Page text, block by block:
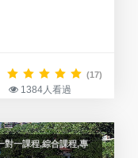
(17)
1384人看過
對一課程,綜合課程,專